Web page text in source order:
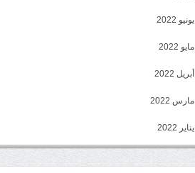
يونيو 2022
مايو 2022
أبريل 2022
مارس 2022
يناير 2022